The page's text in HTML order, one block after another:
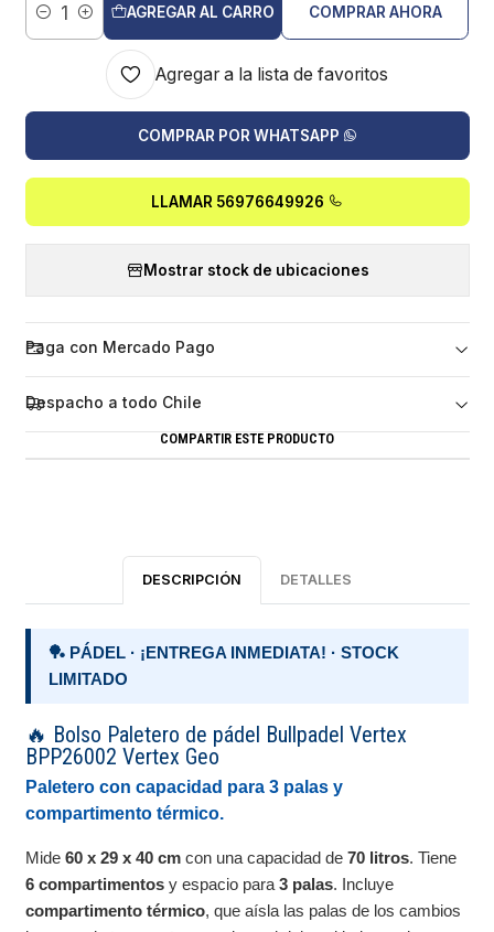
Cantidad
AGREGAR AL CARRO COMPRAR AHORA
Agregar a la lista de favoritos
COMPRAR POR WHATSAPP
LLAMAR 56976649926
Mostrar stock de ubicaciones
Paga con Mercado Pago
Despacho a todo Chile
COMPARTIR ESTE PRODUCTO
DESCRIPCIÓN DETALLES
🏓 PÁDEL · ¡ENTREGA INMEDIATA! · STOCK
LIMITADO
🔥 Bolso Paletero de pádel Bullpadel Vertex
BPP26002 Vertex Geo
Paletero con capacidad para 3 palas y
compartimento térmico.
Mide60 x 29 x 40 cm con una capacidad de70 litros. Tiene
6 compartimentos y espacio para3 palas. Incluye
compartimento térmico, que aísla las palas de los cambios